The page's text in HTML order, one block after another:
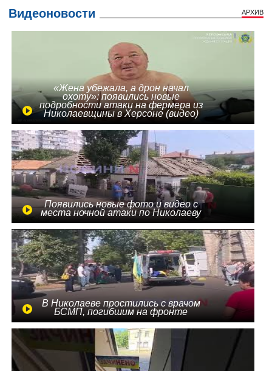
Видеоновости АРХИВ
«Жена убежала, а дрон начал
охоту»: появились новые
подробности атаки на фермера из
Николаевщины в Херсоне (видео)
Появились новые фото и видео с
места ночной атаки по Николаеву
В Николаеве простились с врачом
БСМП, погибшим на фронте